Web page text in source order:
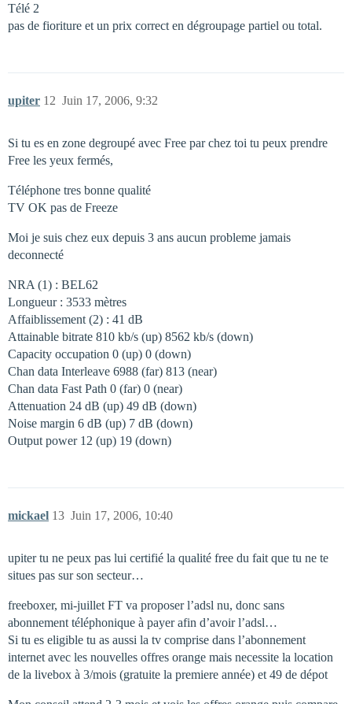
Télé 2
pas de fioriture et un prix correct en dégroupage partiel ou total.
upiter Juin 17, 2006, 9:32
12
Si tu es en zone degroupé avec Free par chez toi tu peux prendre
Free les yeux fermés,
Téléphone tres bonne qualité
TV OK pas de Freeze
Moi je suis chez eux depuis 3 ans aucun probleme jamais
deconnecté
NRA (1) : BEL62
Longueur : 3533 mètres
Affaiblissement (2) : 41 dB
Attainable bitrate 810 kb/s (up) 8562 kb/s (down)
Capacity occupation 0 (up) 0 (down)
Chan data Interleave 6988 (far) 813 (near)
Chan data Fast Path 0 (far) 0 (near)
Attenuation 24 dB (up) 49 dB (down)
Noise margin 6 dB (up) 7 dB (down)
Output power 12 (up) 19 (down)
mickael Juin 17, 2006, 10:40
13
upiter tu ne peux pas lui certifié la qualité free du fait que tu ne te
situes pas sur son secteur…
freeboxer, mi-juillet FT va proposer l’adsl nu, donc sans
abonnement téléphonique à payer afin d’avoir l’adsl…
Si tu es eligible tu as aussi la tv comprise dans l’abonnement
internet avec les nouvelles offres orange mais necessite la location
de la livebox à 3/mois (gratuite la premiere année) et 49 de dépot